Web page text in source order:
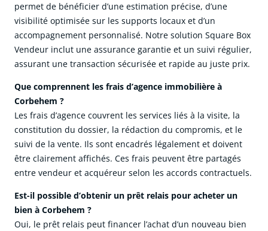
permet de bénéficier d’une estimation précise, d’une
visibilité optimisée sur les supports locaux et d’un
accompagnement personnalisé. Notre solution Square Box
Vendeur inclut une assurance garantie et un suivi régulier,
assurant une transaction sécurisée et rapide au juste prix.
Que comprennent les frais d’agence immobilière à
Corbehem ?
Les frais d’agence couvrent les services liés à la visite, la
constitution du dossier, la rédaction du compromis, et le
suivi de la vente. Ils sont encadrés légalement et doivent
être clairement affichés. Ces frais peuvent être partagés
entre vendeur et acquéreur selon les accords contractuels.
Est-il possible d’obtenir un prêt relais pour acheter un
bien à Corbehem ?
Oui, le prêt relais peut financer l’achat d’un nouveau bien